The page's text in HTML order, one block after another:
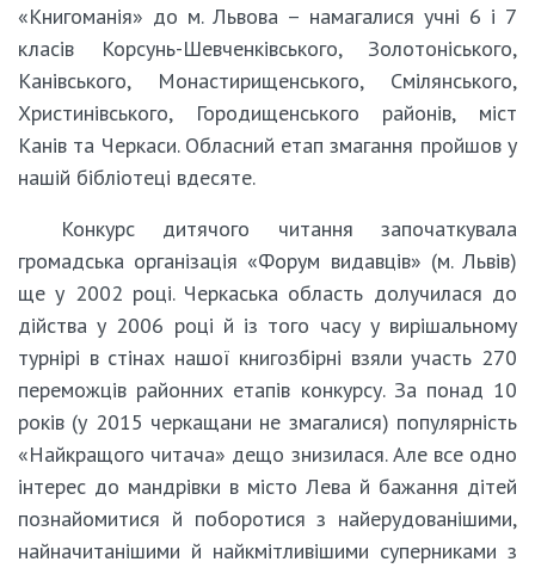
«Книгоманія» до м. Львова – намагалися учні 6 і 7
класів Корсунь-Шевченківського, Золотоніського,
Канівського, Монастирищенського, Смілянського,
Христинівського, Городищенського районів, міст
Канів та Черкаси. Обласний етап змагання пройшов у
нашій бібліотеці вдесяте.
Конкурс дитячого читання започаткувала
громадська організація «Форум видавців» (м. Львів)
ще у 2002 році. Черкаська область долучилася до
дійства у 2006 році й із того часу у вирішальному
турнірі в стінах нашої книгозбірні взяли участь 270
переможців районних етапів конкурсу. За понад 10
років (у 2015 черкащани не змагалися) популярність
«Найкращого читача» дещо знизилася. Але все одно
інтерес до мандрівки в місто Лева й бажання дітей
познайомитися й поборотися з найерудованішими,
найначитанішими й найкмітливішими суперниками з